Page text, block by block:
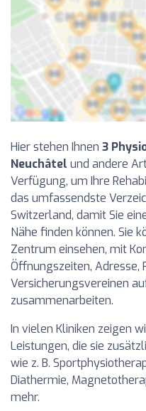
Hier stehen Ihnen 3
Neuchâtel und andere
Verfügung, um Ihre
das umfassendste
Switzerland, damit Sie
Nähe finden können. Sie
Zentrum einsehen, mit
Öffnungszeiten, Adresse,
Versicherungsvereinen
zusammenarbeiten.
In vielen Kliniken zeigen
Leistungen, die sie
wie z. B.
Diathermie,
mehr.